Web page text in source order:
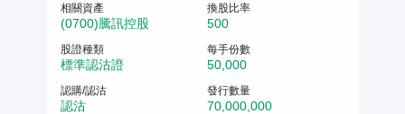
相關資產
(0700)騰訊控股
換股比率
500
股證種類
標準認沽證
每手份數
50,000
認購/認沽
認沽
發行數量
70,000,000